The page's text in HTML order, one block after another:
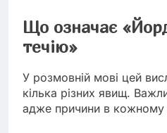
Що означає
течію»
У розмовній мові цей
кілька різних явищ.
адже причини в кожному